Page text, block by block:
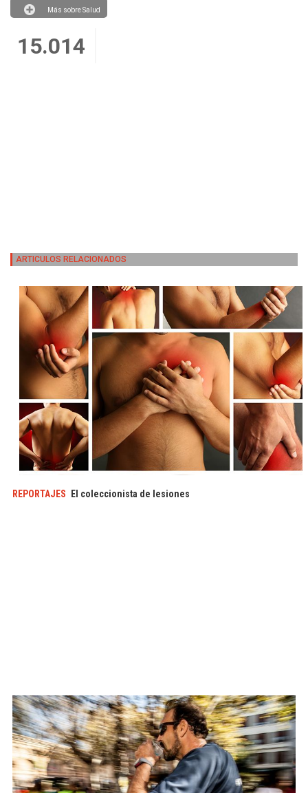
Más sobre Salud
15.014
ARTICULOS RELACIONADOS
REPORTAJES El coleccionista de lesiones